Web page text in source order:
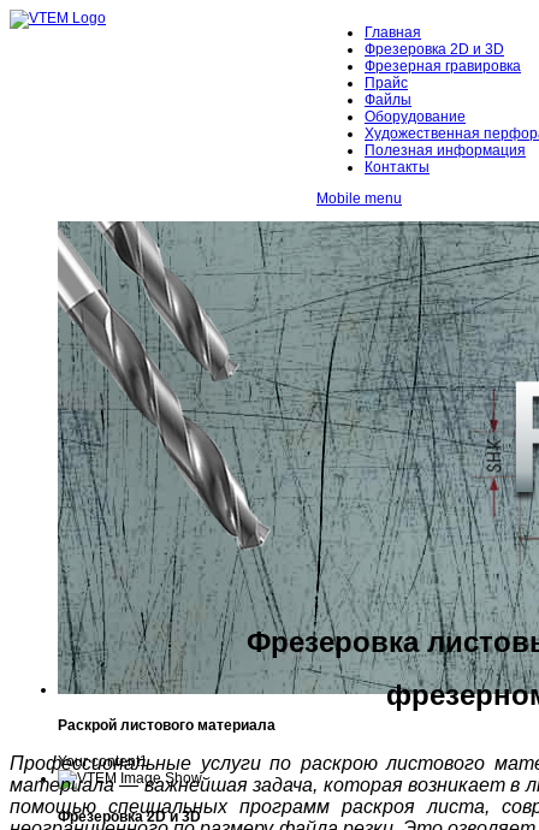
Главная
Фрезеровка 2D и 3D
Фрезерная гравировка
Прайс
Файлы
Оборудование
Художественная
Полезная информация
Контакты
Mobile menu
Раскрой листового материала
Your content1
Фрезеровка 2D и 3D
Фрезеровка
Профессиональные услуги по раскрою листового
материала — важнейшая задача, которая возникает в
помощью специальных программ раскроя листа,